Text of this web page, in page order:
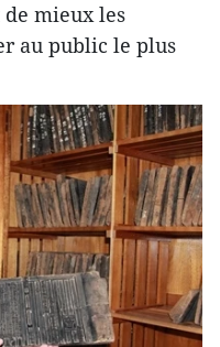
mieux les
au public le plus